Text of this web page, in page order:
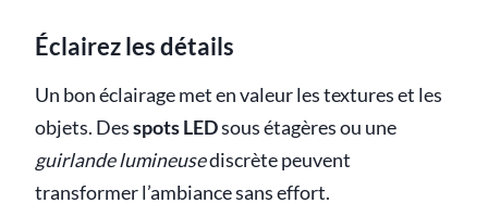
Éclairez les détails
Un bon éclairage met en valeur les textures et les
objets. Desspots LEDsous étagères ou une
guirlande lumineusediscrète peuvent
transformer l’ambiance sans effort.